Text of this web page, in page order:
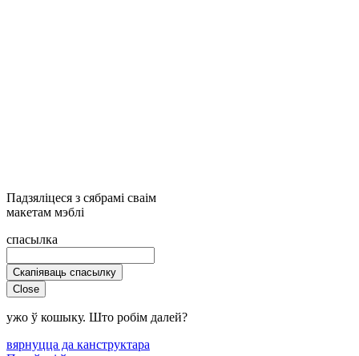
Падзяліцеся з сябрамі сваім
макетам мэблі
спасылка
Скапіяваць спасылку
Close
ужо ў кошыку. Што робім далей?
вярнуцца да канструктара